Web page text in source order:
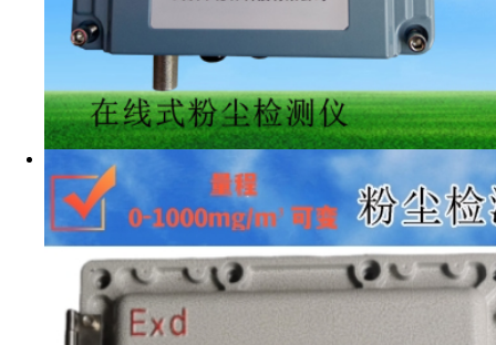
管道气体温
管道气体压
现场管道外
探针尺寸：
现场环境温
现场环境湿